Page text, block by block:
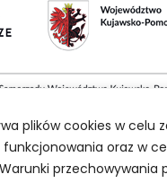
plików cookies w celu
funkcjonowania oraz w
przechowywania